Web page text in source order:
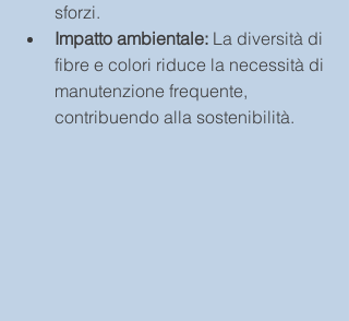
sforzi.
Impatto ambientale: La diversità di
fibre e colori riduce la necessità di
manutenzione frequente,
contribuendo alla sostenibilità.